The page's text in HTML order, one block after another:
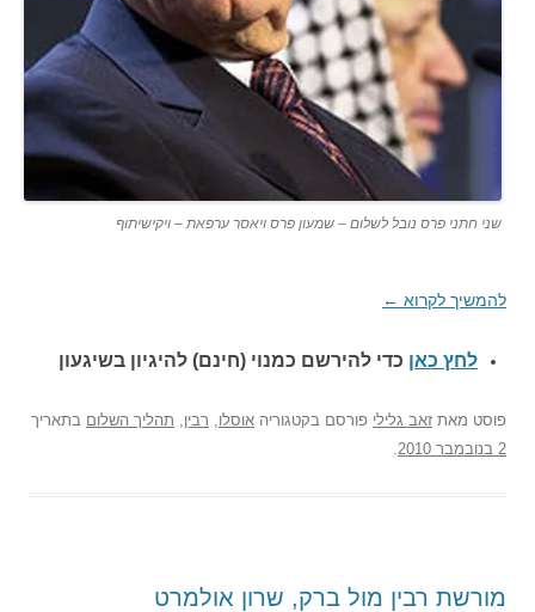
שני חתני פרס נובל לשלום – שמעון פרס ויאסר ערפאת – ויקישיתוף
להמשיך לקרוא ←
לחץ כאן כדי להירשם כמנוי (חינם) להיגיון בשיגעון
פוסט מאת זאב גלילי פורסם בקטגוריה אוסלו רבין תהליך השלום בתאריך
2 בנובמבר 2010
מורשת רבין מול ברק, שרון אולמרט